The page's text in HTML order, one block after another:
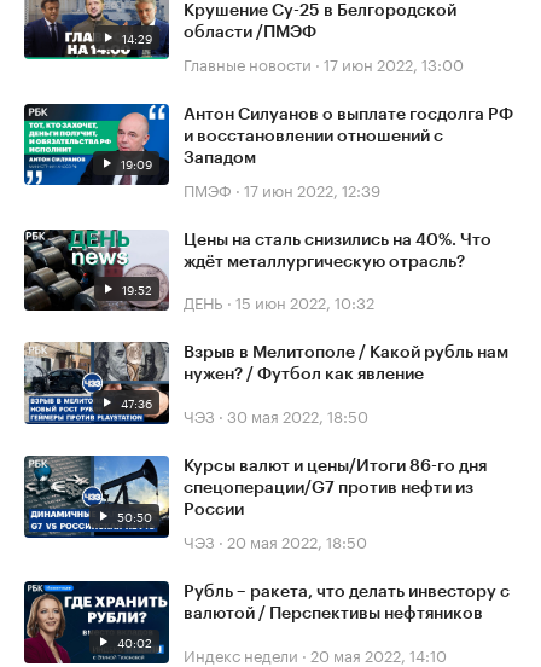
14:29
Крушение Су-25 в Белгородской
области /ПМЭФ
Главные новости · 17 июн 2022, 13:00
19:09
Антон Силуанов о выплате госдолга РФ
и восстановлении отношений с
Западом
ПМЭФ · 17 июн 2022, 12:39
19:52
Цены на сталь снизились на 40%. Что
ждёт металлургическую отрасль?
ДЕНЬ · 15 июн 2022, 10:32
47:36
Взрыв в Мелитополе / Какой рубль нам
нужен? / Футбол как явление
ЧЭЗ · 30 мая 2022, 18:50
50:50
Курсы валют и цены/Итоги 86-го дня
спецоперации/G7 против нефти из
России
ЧЭЗ · 20 мая 2022, 18:50
40:02
Рубль – ракета, что делать инвестору с
валютой / Перспективы нефтяников
Индекс недели · 20 мая 2022, 14:10